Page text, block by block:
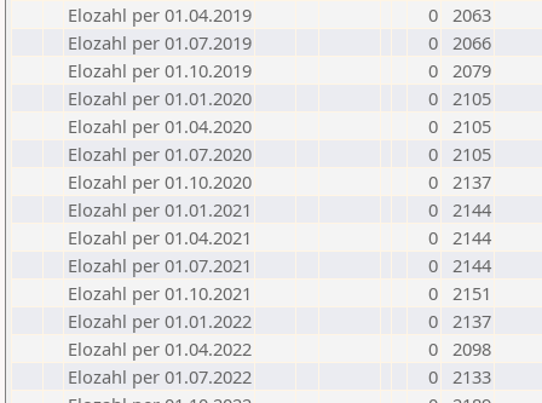
Elozahl per 01.04.2019
0 2063
Elozahl per 01.07.2019
0 2066
Elozahl per 01.10.2019
0 2079
Elozahl per 01.01.2020
0 2105
Elozahl per 01.04.2020
0 2105
Elozahl per 01.07.2020
0 2105
Elozahl per 01.10.2020
0 2137
Elozahl per 01.01.2021
0 2144
Elozahl per 01.04.2021
0 2144
Elozahl per 01.07.2021
0 2144
Elozahl per 01.10.2021
0 2151
Elozahl per 01.01.2022
0 2137
Elozahl per 01.04.2022
0 2098
Elozahl per 01.07.2022
0 2133